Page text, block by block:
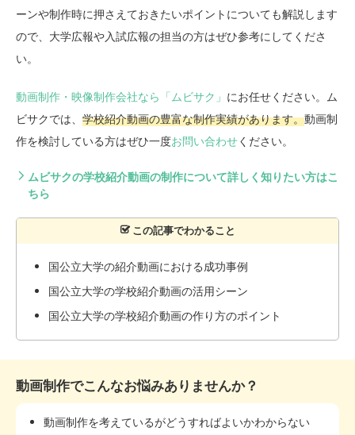
ーンや制作時に押さえておきたいポイントについても解説します
ので、大学広報や入試広報の担当の方はぜひ参考にしてくださ
い。
動画制作・映像制作会社なら「ムビサク」 にお任せください。ム
ビサクでは、 学校紹介動画の豊富な制作実績があります。動画制
作を検討している方はぜひ一度お問い合わせください。
ムビサクの学校紹介動画の制作について詳しく知りたい方はこ
ちら
国公立大学の紹介動画における成功事例
国公立大学の学校紹介動画の活用シーン
国公立大学の学校紹介動画の作り方のポイント
動画制作でこんなお悩みありませんか？
動画制作を考えているがどうすればよいかわからない